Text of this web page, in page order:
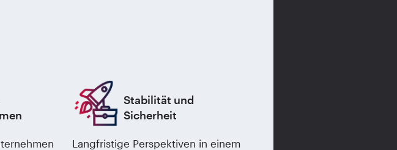
Stabilität und
Sicherheit
Langfristige Perspektiven in einem